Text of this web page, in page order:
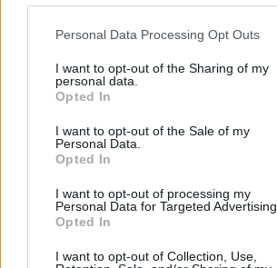
Personal Data Processing Opt Outs
I want to opt-out of the Sharing of my
personal data.
Opted In
I want to opt-out of the Sale of my
Personal Data.
Opted In
I want to opt-out of processing my
Personal Data for Targeted Advertising.
Opted In
I want to opt-out of Collection, Use,
nacimiento
LEER